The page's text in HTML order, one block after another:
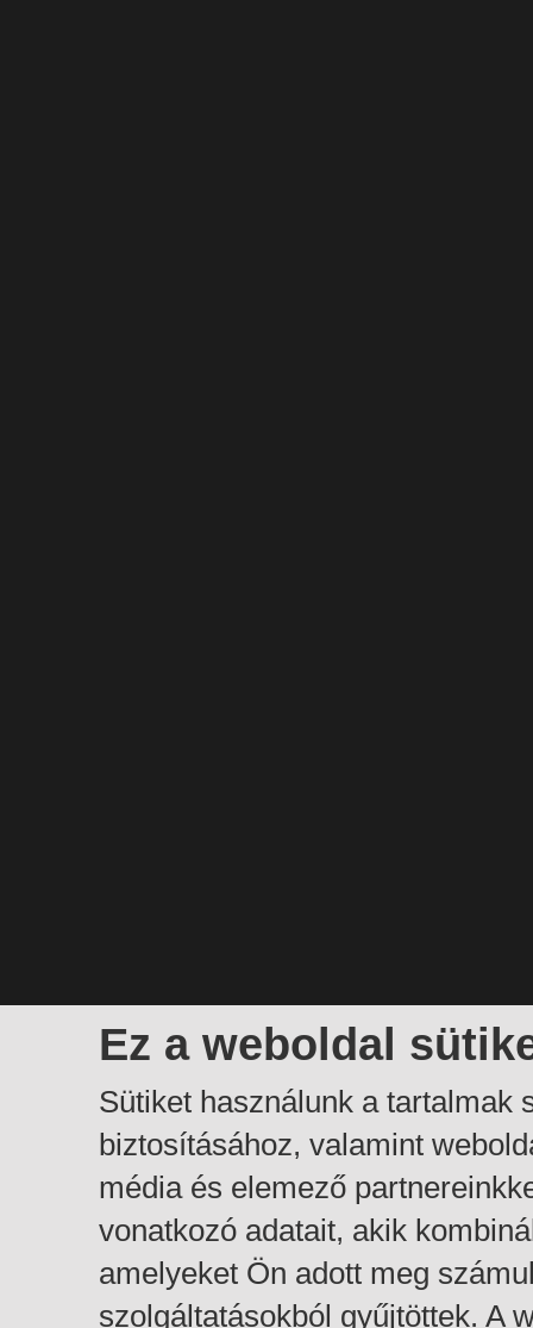
Ez a weboldal
Sütiket használunk a tartalmak
biztosításához, valamint
média és elemező
vonatkozó adatait, akik
amelyeket Ön adott meg
szolgáltatásokból gyűjtöttek. A